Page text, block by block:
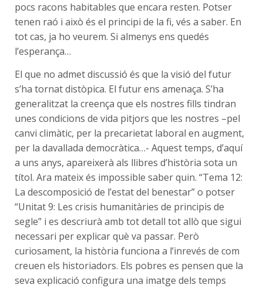
pocs racons habitables que encara resten. Potser
tenen raó i això és el principi de la fi, vés a saber. En
tot cas, ja ho veurem. Si almenys ens quedés
l’esperança…
El que no admet discussió és que la visió del futur
s’ha tornat distòpica. El futur ens amenaça. S’ha
generalitzat la creença que els nostres fills tindran
unes condicions de vida pitjors que les nostres –pel
canvi climàtic, per la precarietat laboral en augment,
per la davallada democràtica…- Aquest temps, d’aquí
a uns anys, apareixerà als llibres d’història sota un
títol. Ara mateix és impossible saber quin. “Tema 12:
La descomposició de l’estat del benestar” o potser
“Unitat 9: Les crisis humanitàries de principis de
segle” i es descriurà amb tot detall tot allò que sigui
necessari per explicar què va passar. Però
curiosament, la història funciona a l’inrevés de com
creuen els historiadors. Els pobres es pensen que la
seva explicació configura una imatge dels temps